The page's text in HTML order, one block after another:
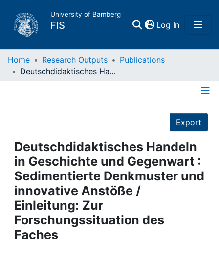
University of Bamberg
FIS Log In(current)
Home
Projects
People
Institutions
Awards
Home Research Outputs
Publications
Deutschdidaktisches Handeln in Geschichte und Gegenwart : Sedimentierte Denkmuster und innovative Anstöße / Einleitung: Zur Forschungssituation des Faches
Export
Deutschdidaktisches Handeln
in Geschichte und Gegenwart :
Sedimentierte Denkmuster und
innovative Anstöße /
Einleitung: Zur
Forschungssituation des
Faches